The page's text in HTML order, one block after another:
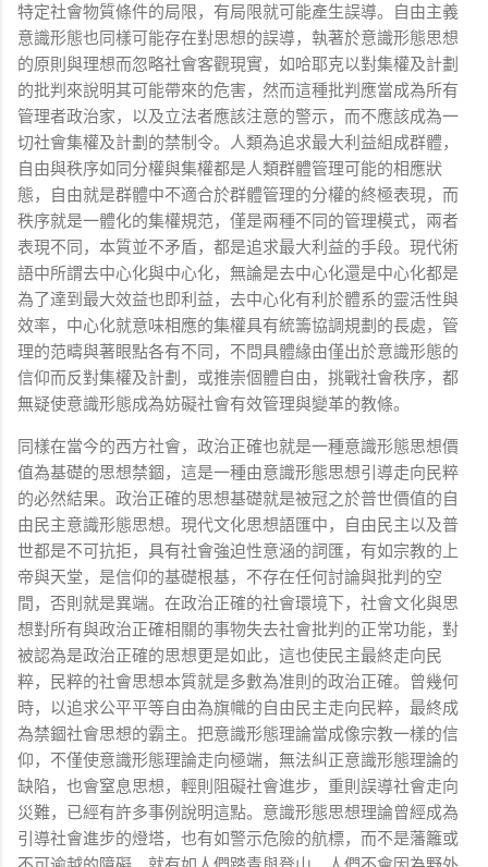
特定社會物質條件的局限，有局限就可能產生誤導。自由主義
意識形態也同樣可能存在對思想的誤導，執著於意識形態思想
的原則與理想而忽略社會客觀現實，如哈耶克以對集權及計劃
的批判來說明其可能帶來的危害，然而這種批判應當成為所有
管理者政治家，以及立法者應該注意的警示，而不應該成為一
切社會集權及計劃的禁制令。人類為追求最大利益組成群體，
自由與秩序如同分權與集權都是人類群體管理可能的相應狀
態，自由就是群體中不適合於群體管理的分權的終極表現，而
秩序就是一體化的集權規范，僅是兩種不同的管理模式，兩者
表現不同，本質並不矛盾，都是追求最大利益的手段。現代術
語中所謂去中心化與中心化，無論是去中心化還是中心化都是
為了達到最大效益也即利益，去中心化有利於體系的靈活性與
效率，中心化就意味相應的集權具有統籌協調規劃的長處，管
理的范疇與著眼點各有不同，不問具體緣由僅出於意識形態的
信仰而反對集權及計劃，或推崇個體自由，挑戰社會秩序，都
無疑使意識形態成為妨礙社會有效管理與變革的教條。
同樣在當今的西方社會，政治正確也就是一種意識形態思想價
值為基礎的思想禁錮，這是一種由意識形態思想引導走向民粹
的必然結果。政治正確的思想基礎就是被冠之於普世價值的自
由民主意識形態思想。現代文化思想語匯中，自由民主以及普
世都是不可抗拒，具有社會強迫性意涵的詞匯，有如宗教的上
帝與天堂，是信仰的基礎根基，不存在任何討論與批判的空
間，否則就是異端。在政治正確的社會環境下，社會文化與思
想對所有與政治正確相關的事物失去社會批判的正常功能，對
被認為是政治正確的思想更是如此，這也使民主最終走向民
粹，民粹的社會思想本質就是多數為准則的政治正確。曾幾何
時，以追求公平平等自由為旗幟的自由民主走向民粹，最終成
為禁錮社會思想的霸主。把意識形態理論當成像宗教一樣的信
仰，不僅使意識形態理論走向極端，無法糾正意識形態理論的
缺陷，也會窒息思想，輕則阻礙社會進步，重則誤導社會走向
災難，已經有許多事例說明這點。意識形態思想理論曾經成為
引導社會進步的燈塔，也有如警示危險的航標，而不是藩籬或